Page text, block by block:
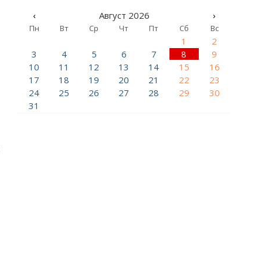
‹ Август 2026 ›
Пн Вт Ср Чт Пт Сб Вс
1
2
3
4 5 6 7 8
9
10
11 12 13 14 15
16
17
18 19 20 21 22
23
24
25 26 27 28 29
30
31